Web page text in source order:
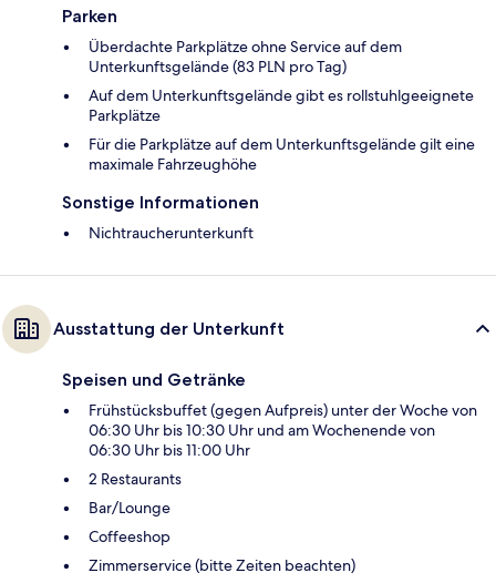
Parken
Überdachte Parkplätze ohne Service auf dem
Unterkunftsgelände (83 PLN pro Tag)
Auf dem Unterkunftsgelände gibt es rollstuhlgeeignete
Parkplätze
Für die Parkplätze auf dem Unterkunftsgelände gilt eine
maximale Fahrzeughöhe
Sonstige Informationen
Nichtraucherunterkunft
Ausstattung der Unterkunft
Speisen und Getränke
Frühstücksbuffet (gegen Aufpreis) unter der Woche von
06:30 Uhr bis 10:30 Uhr und am Wochenende von
06:30 Uhr bis 11:00 Uhr
2 Restaurants
Bar/Lounge
Coffeeshop
Zimmerservice (bitte Zeiten beachten)